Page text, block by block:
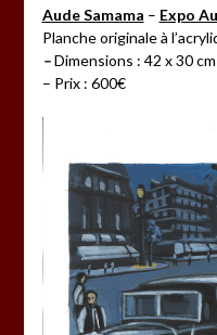
Aude Samama – Expo
Planche originale à
–Dimensions : 42 x 30 cm
– Prix : 600€